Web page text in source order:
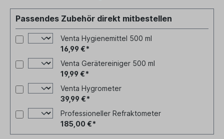
Passendes Zubehör direkt mitbestellen
Venta Hygienemittel 500 ml
16,99 €*
Venta Gerätereiniger 500 ml
19,99 €*
Venta Hygrometer
39,99 €*
Professioneller Refraktometer
185,00 €*